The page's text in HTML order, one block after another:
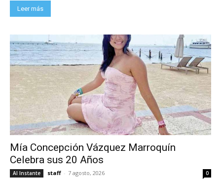
Leer más
Mía Concepción Vázquez Marroquín
Celebra sus 20 Años
Al Instante staff - 7 agosto, 2026 0